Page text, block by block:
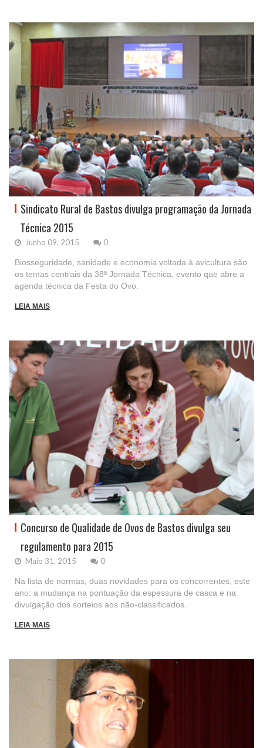
Sindicato Rural de Bastos divulga programação da Jornada
Técnica 2015
Junho 09, 2015 0
Biosseguridade, sanidade e economia voltada à avicultura são
os temas centrais da 38ª Jornada Técnica, evento que abre a
agenda técnica da Festa do Ovo.
LEIA MAIS
Concurso de Qualidade de Ovos de Bastos divulga seu
regulamento para 2015
Maio 31, 2015 0
Na lista de normas, duas novidades para os concorrentes, este
ano: a mudança na pontuação da espessura de casca e na
divulgação dos sorteios aos não-classificados.
LEIA MAIS